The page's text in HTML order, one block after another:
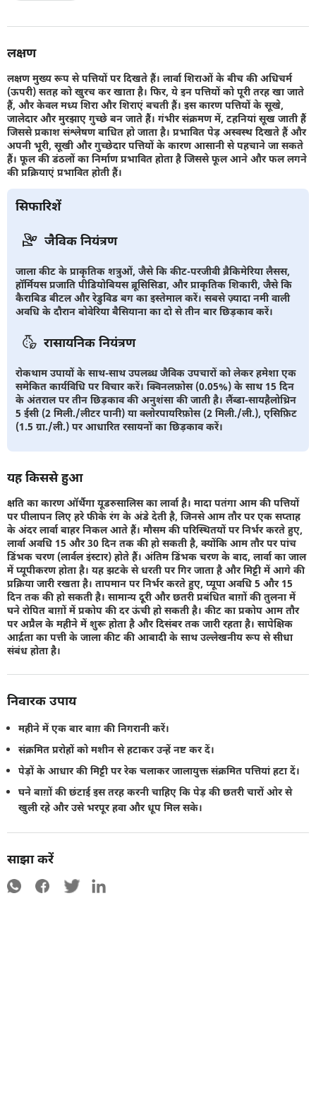
लक्षण
लक्षण मुख्य रूप से पत्तियों पर दिखते हैं। लार्वा शिराओं के बीच की अधिचर्म
(ऊपरी) सतह को खुरच कर खाता है। फिर, ये इन पत्तियों को पूरी तरह खा जाते
हैं, और केवल मध्य शिरा और शिराएं बचती हैं। इस कारण पत्तियों के सूखे,
जालेदार और मुरझाए गुच्छे बन जाते हैं। गंभीर संक्रमण में, टहनियां सूख जाती हैं
जिससे प्रकाश संश्लेषण बाधित हो जाता है। प्रभावित पेड़ अस्वस्थ दिखते हैं और
अपनी भूरी, सूखी और गुच्छेदार पत्तियों के कारण आसानी से पहचाने जा सकते
हैं। फूल की डंठलों का निर्माण प्रभावित होता है जिससे फूल आने और फल लगने
की प्रक्रियाएं प्रभावित होती हैं।
सिफारिशें
जैविक नियंत्रण
जाला कीट के प्राकृतिक शत्रुओं, जैसे कि कीट-परजीवी ब्रैकिमेरिया लैसस,
हॉर्मियस प्रजाति पीडियोबियस ब्रूसिसिडा, और प्राकृतिक शिकारी, जैसे कि
कैराबिड बीटल और रेडुविड बग का इस्तेमाल करें। सबसे ज़्यादा नमी वाली
अवधि के दौरान बोवेरिया बैसियाना का दो से तीन बार छिड़काव करें।
रासायनिक नियंत्रण
रोकथाम उपायों के साथ-साथ उपलब्ध जैविक उपचारों को लेकर हमेशा एक
समेकित कार्यविधि पर विचार करें। क्विनलफ़ोस (0.05%) के साथ 15 दिन
के अंतराल पर तीन छिड़काव की अनुशंसा की जाती है। लैंब्डा-सायहैलोथ्रिन
5 ईसी (2 मिली./लीटर पानी) या क्लोरपायरिफ़ोस (2 मिली./ली.), एसिफ़िट
(1.5 ग्रा./ली.) पर आधारित रसायनों का छिड़काव करें।
यह किससे हुआ
क्षति का कारण ऑर्थैगा यूडरुसालिस का लार्वा है। मादा पतंगा आम की पत्तियों
पर पीलापन लिए हरे फीके रंग के अंडे देती है, जिनसे आम तौर पर एक सप्ताह
के अंदर लार्वा बाहर निकल आते हैं। मौसम की परिस्थितयों पर निर्भर करते हुए,
लार्वा अवधि 15 और 30 दिन तक की हो सकती है, क्योंकि आम तौर पर पांच
डिंभक चरण (लार्वल इंस्टार) होते हैं। अंतिम डिंभक चरण के बाद, लार्वा का जाल
में प्यूपीकरण होता है। यह झटके से धरती पर गिर जाता है और मिट्टी में आगे की
प्रक्रिया जारी रखता है। तापमान पर निर्भर करते हुए, प्यूपा अवधि 5 और 15
दिन तक की हो सकती है। सामान्य दूरी और छतरी प्रबंधित बाग़ों की तुलना में
घने रोपित बाग़ों में प्रकोप की दर ऊंची हो सकती है। कीट का प्रकोप आम तौर
पर अप्रैल के महीने में शुरू होता है और दिसंबर तक जारी रहता है। सापेक्षिक
आर्द्रता का पत्ती के जाला कीट की आबादी के साथ उल्लेखनीय रूप से सीधा
संबंध होता है।
निवारक उपाय
महीने में एक बार बाग़ की निगरानी करें।
संक्रमित प्ररोहों को मशीन से हटाकर उन्हें नष्ट कर दें।
पेड़ों के आधार की मिट्टी पर रेक चलाकर जालायुक्त संक्रमित पत्तियां हटा दें।
घने बाग़ों की छंटाई इस तरह करनी चाहिए कि पेड़ की छतरी चारों ओर से
खुली रहे और उसे भरपूर हवा और धूप मिल सके।
साझा करें